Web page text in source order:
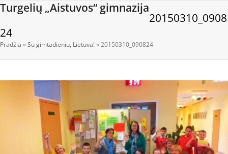
Skip
content
Turgelių „Aistuvos“ gimnazija
Open
menu
Close
menu
20150310_0908
24
Pradžia »Su gimtadieniu, Lietuva!»20150310_090824